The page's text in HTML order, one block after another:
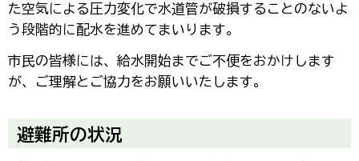
た空気による圧力変化で水道管が破損することのないよ
う段階的に配水を進めてまいります。
市民の皆様には、給水開始までご不便をおかけします
が、ご理解とご協力をお願いいたします。
避難所の状況